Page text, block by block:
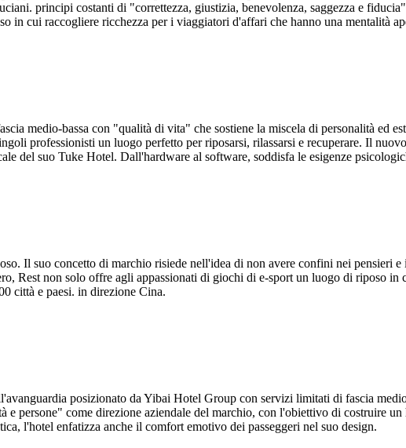
principi costanti di "correttezza, giustizia, benevolenza, saggezza e
in cui raccogliere ricchezza per i viaggiatori d'affari che hanno una mentalità
medio-bassa con "qualità di vita" che sostiene la miscela di personalità ed
professionisti un luogo perfetto per riposarsi, rilassarsi e recuperare. Il
del suo Tuke Hotel. Dall'hardware al software, soddisfa le esigenze
Il suo concetto di marchio risiede nell'idea di non avere confini nei pensieri
Rest non solo offre agli appassionati di giochi di e-sport un luogo di riposo in
città e paesi. in direzione Cina.
posizionato da Yibai Hotel Group con servizi limitati di fascia
persone" come direzione aziendale del marchio, con l'obiettivo di costruire
l'hotel enfatizza anche il comfort emotivo dei passeggeri nel suo design.